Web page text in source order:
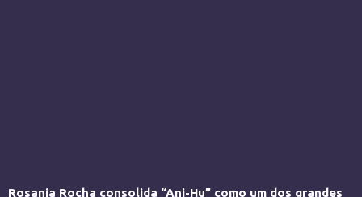
Rosania Rocha consolida “Ani-Hu” como um dos grandes